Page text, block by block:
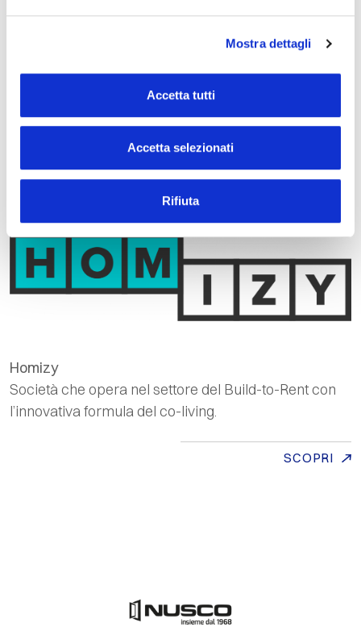
Mostra dettagli
Accetta tutti
Accetta selezionati
Rifiuta
attività di progettazione e direzione lavori per
all’edilizia sanitaria, dal settore residenziale sino alle
infrastrutture c.d.mission critical.
SCOPRI
Homizy
Società che opera nel settore del Build-to-Rentcon
l’innovativa formula del co-living.
SCOPRI